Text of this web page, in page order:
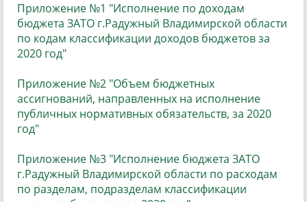
Приложение №1 "Исполнение по доходам
бюджета ЗАТО г.Радужный Владимирской области
по кодам классификации доходов бюджетов за
2020 год"
Приложение №2 "Объем бюджетных
ассигнований, направленных на исполнение
публичных нормативных обязательств, за 2020
год"
Приложение №3 "Исполнение бюджета ЗАТО
г.Радужный Владимирской области по расходам
по разделам, подразделам классификации